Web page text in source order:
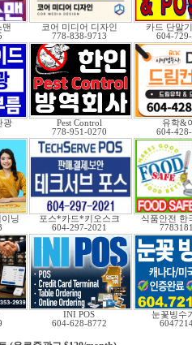
맨
코어 미디어 디자인
778-838-9713
카드 단말
604-
광
Pest Control
778-951-0270
유학&
604-
닝
포스*카드*키오스크
604-297-2021
식품안전 한
INI POS
604-628-8772
눈꽃빙수